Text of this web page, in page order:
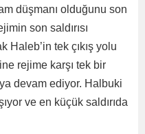
düşmanı olduğunu son
son saldırısı
Haleb’in tek çıkış yolu
rejime karşı tek bir
devam ediyor. Halbuki
ve en küçük saldırıda